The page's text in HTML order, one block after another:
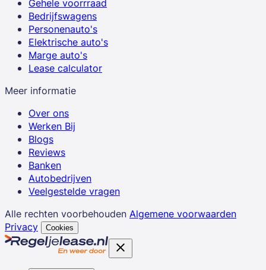
Gehele voorrraad
Bedrijfswagens
Personenauto's
Elektrische auto's
Marge auto's
Lease calculator
Meer informatie
Over ons
Werken Bij
Blogs
Reviews
Banken
Autobedrijven
Veelgestelde vragen
Alle rechten voorbehouden Algemene voorwaarden
Privacy
Cookies